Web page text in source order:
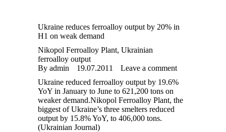
Ukraine reduces ferroalloy output by 20% in
H1 on weak demand
Nikopol Ferroalloy Plant, Ukrainian
ferroalloy output
By admin 19.07.2011
Leave a comment
Ukraine reduced ferroalloy output by 19.6%
YoY in January to June to 621,200 tons on
weaker demand.Nikopol Ferroalloy Plant, the
biggest of Ukraine’s three smelters reduced
output by 15.8% YoY, to 406,000 tons.
(Ukrainian Journal)